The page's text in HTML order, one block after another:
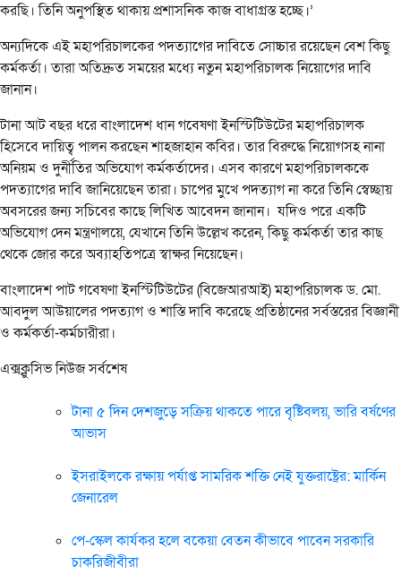
করছি। তিনি অনুপস্থিত থাকায় প্রশাসনিক কাজ বাধাগ্রস্ত হচ্ছে।’
অন্যদিকে এই মহাপরিচালকের পদত্যাগের দাবিতে সোচ্চার রয়েছেন বেশ কিছু
কর্মকর্তা। তারা অতিদ্রুত সময়ের মধ্যে নতুন মহাপরিচালক নিয়োগের দাবি
জানান।
টানা আট বছর ধরে বাংলাদেশ ধান গবেষণা ইনস্টিটিউটের মহাপরিচালক
হিসেবে দায়িত্ব পালন করছেন শাহজাহান কবির। তার বিরুদ্ধে নিয়োগসহ নানা
অনিয়ম ও দুর্নীতির অভিযোগ কর্মকর্তাদের। এসব কারণে মহাপরিচালককে
পদত্যাগের দাবি জানিয়েছেন তারা। চাপের মুখে পদত্যাগ না করে তিনি স্বেচ্ছায়
অবসরের জন্য সচিবের কাছে লিখিত আবেদন জানান। যদিও পরে একটি
অভিযোগ দেন মন্ত্রণালয়ে, যেখানে তিনি উল্লেখ করেন, কিছু কর্মকর্তা তার কাছ
থেকে জোর করে অব্যাহতিপত্রে স্বাক্ষর নিয়েছেন।
বাংলাদেশ পাট গবেষণা ইনস্টিটিউটের (বিজেআরআই) মহাপরিচালক ড. মো.
আবদুল আউয়ালের পদত্যাগ ও শাস্তি দাবি করেছে প্রতিষ্ঠানের সর্বস্তরের বিজ্ঞানী
ও কর্মকর্তা-কর্মচারীরা।
এক্সক্লুসিভ নিউজ সর্বশেষ
টানা ৫ দিন দেশজুড়ে সক্রিয় থাকতে পারে বৃষ্টিবলয়, ভারি বর্ষণের
আভাস
ইসরাইলকে রক্ষায় পর্যাপ্ত সামরিক শক্তি নেই যুক্তরাষ্ট্রের: মার্কিন
জেনারেল
পে-স্কেল কার্যকর হলে বকেয়া বেতন কীভাবে পাবেন সরকারি
চাকরিজীবীরা